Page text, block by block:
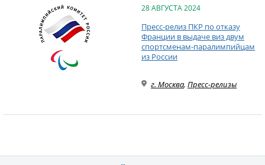
28 АВГУСТА 2024
Пресс-релиз ПКР по отказу
Франции в выдаче виз двум
спортсменам-паралимпийцам
из России
г. Москва, Пресс-релизы